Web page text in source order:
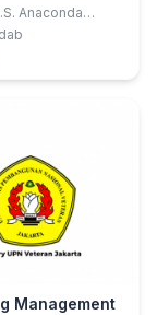
Anaconda
MSM.; dkk
Management